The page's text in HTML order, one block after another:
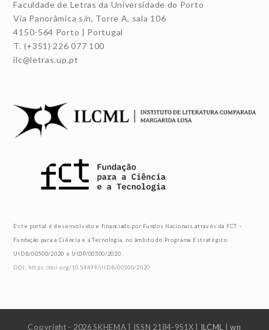
Faculdade de Letras da Universidade do Porto
Via Panorâmica s/n, Torre A, sala 106
4150-564 Porto | Portugal
T. (+351) 226 077 100
ilc@letras.up.pt
Este portal é desenvolvido e financiado por Fundos Nacionais através da FCT –
Fundação para a Ciência e a Tecnologia, no âmbito do Programa Estratégico
UIDB/00500/2020 e UIDP/00500/2020.
DOI: https://doi.org/10.54499/UIDB/00500/2020
Copyright - 2026 SKHEMA | ISSN 2184-951X | ILCML |wn